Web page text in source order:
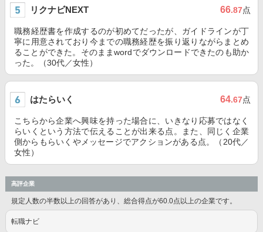
リクナビNEXT 66.87点
職務経歴書を作成するのが初めてだったが、ガイドラインが丁
寧に用意されており今までの職務経歴を振り返りながらまとめ
ることができた。そのままwordでダウンロードできたのも助か
った。（30代／女性）
はたらいく 64.67点
こちらから企業へ興味を持った場合に、いきなり応募ではなく
らいくという方法で伝えることが出来る点。また、同じく企業
側からもらいくやメッセージでアクションがある点。（20代／
女性）
高評企業
規定人数の半数以上の回答があり、総合得点が60.0点以上の企業です。
転職ナビ